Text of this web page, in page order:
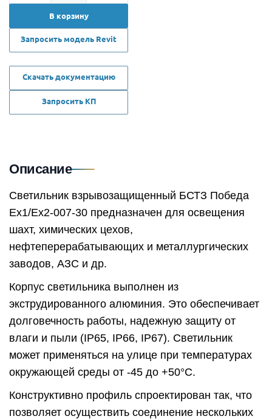
В корзину
Запросить модель Revit
Скачать документацию
Запросить КП
Описание
Светильник взрывозащищенный БСТЗ Победа
Ex1/Ex2-007-30 предназначен для освещения
шахт, химических цехов,
нефтеперерабатывающих и металлургических
заводов, АЗС и др.
Корпус светильника выполнен из
экструдированного алюминия. Это обеспечивает
долговечность работы, надежную защиту от
влаги и пыли (IP65, IP66, IP67). Светильник
может применяться на улице при температурах
окружающей среды от -45 до +50°C.
Конструктивно профиль спроектирован так, что
позволяет осуществить соединение нескольких